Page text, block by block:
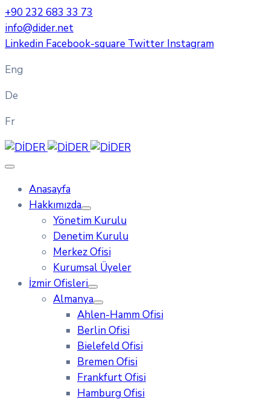
+90 232 683 33 73
info@dider.net
Linkedin Facebook-square Twitter Instagram
Eng
De
Fr
Anasayfa
Hakkımızda
Yönetim Kurulu
Denetim Kurulu
Merkez Ofisi
Kurumsal Üyeler
İzmir Ofisleri
Almanya
Ahlen-Hamm Ofisi
Berlin Ofisi
Bielefeld Ofisi
Bremen Ofisi
Frankfurt Ofisi
Hamburg Ofisi